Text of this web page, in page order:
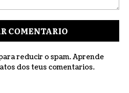
reducir o spam. Aprende
dos teus comentarios.